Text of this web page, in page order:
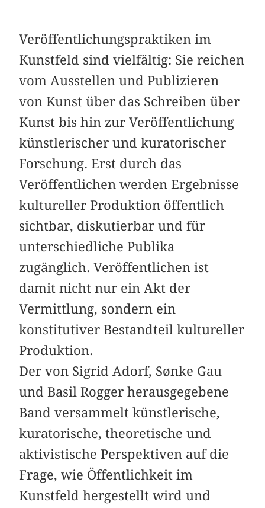
Veröffentlichungspraktiken im
Kunstfeld sind vielfältig: Sie reichen
vom Ausstellen und Publizieren
von Kunst über das Schreiben über
Kunst bis hin zur Veröffentlichung
künstlerischer und kuratorischer
Forschung. Erst durch das
Veröffentlichen werden Ergebnisse
kultureller Produktion öffentlich
sichtbar, diskutierbar und für
unterschiedliche Publika
zugänglich. Veröffentlichen ist
damit nicht nur ein Akt der
Vermittlung, sondern ein
konstitutiver Bestandteil kultureller
Produktion.
Der von Sigrid Adorf, Sønke Gau
und Basil Rogger herausgegebene
Band versammelt künstlerische,
kuratorische, theoretische und
aktivistische Perspektiven auf die
Frage, wie Öffentlichkeit im
Kunstfeld hergestellt wird und